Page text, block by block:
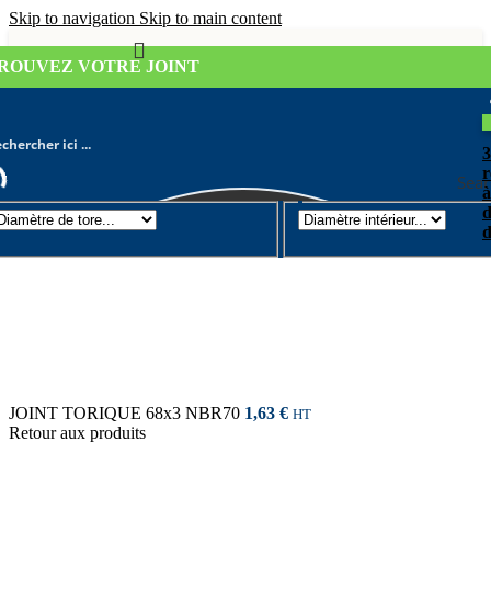
Skip to navigation Skip to main content
VOTRE JOINT
Joint torique/ Diamètre de tore 3mm
JOINT TORIQUE 68x3 NBR70 1,63 € HT
Retour aux produits